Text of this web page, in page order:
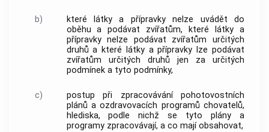
b)
které látky a přípravky nelze uvádět do
oběhu a podávat zvířatům, které látky a
přípravky nelze podávat zvířatům určitých
druhů a které látky a přípravky lze podávat
zvířatům určitých druhů jen za určitých
podmínek a tyto podmínky,
c)
postup při zpracovávání pohotovostních
plánů a ozdravovacích programů chovatelů,
hlediska, podle nichž se tyto plány a
programy zpracovávají, a co mají obsahovat,